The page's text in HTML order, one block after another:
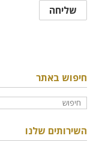
חיפוש באתר
השירותים שלנו